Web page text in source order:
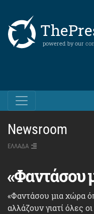
powered by our
Newsroom
ΕΛΛΑΔΑ
«Φαντάσου
«Φαντάσου μια χώρα
αλλάζουν γιατί όλες